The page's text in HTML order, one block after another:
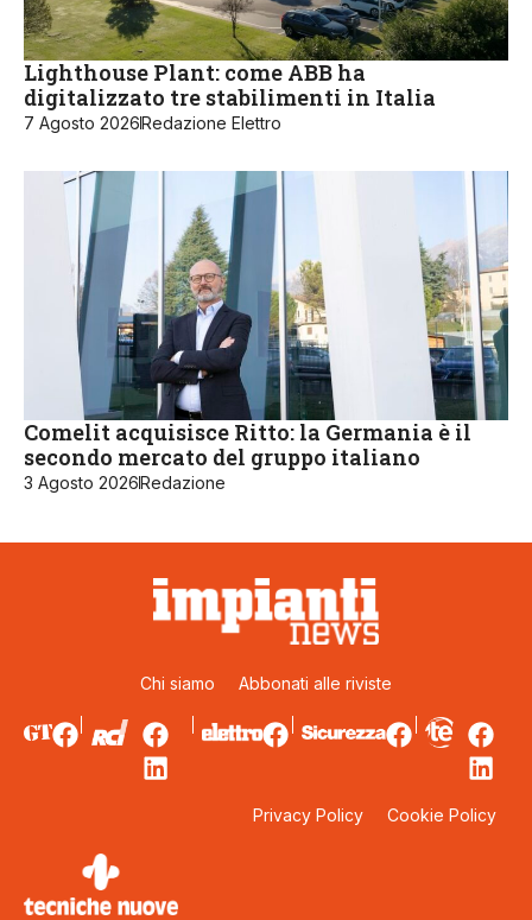
Lighthouse Plant: come ABB ha
digitalizzato tre stabilimenti in Italia
7 Agosto 2026Redazione Elettro
Comelit acquisisce Ritto: la Germania è il
secondo mercato del gruppo italiano
3 Agosto 2026Redazione
Chi siamo Abbonati alle riviste
Privacy Policy Cookie Policy